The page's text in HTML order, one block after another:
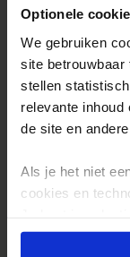
Optionele
We gebruiken
site betrouwbaar
stellen
relevante inhoud
de site en
Als je het niet
cookies en
onder aan de
Reizen met
De belangrijkste
Bestemmingen
Duurzaam reizen
Veelgestelde